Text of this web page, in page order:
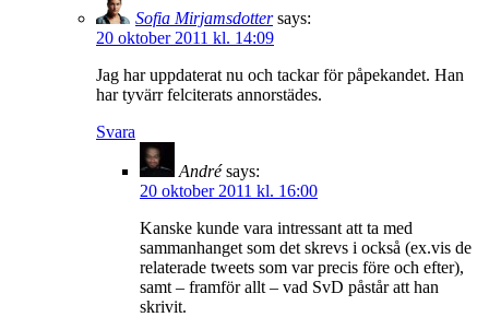
Sofia Mirjamsdotter says:
20 oktober 2011 kl. 14:09
Jag har uppdaterat nu och tackar för påpekandet. Han
har tyvärr felciterats annorstädes.
Svara
André says:
20 oktober 2011 kl. 16:00
Kanske kunde vara intressant att ta med
sammanhanget som det skrevs i också (ex.vis de
relaterade tweets som var precis före och efter),
samt – framför allt – vad SvD påstår att han
skrivit.